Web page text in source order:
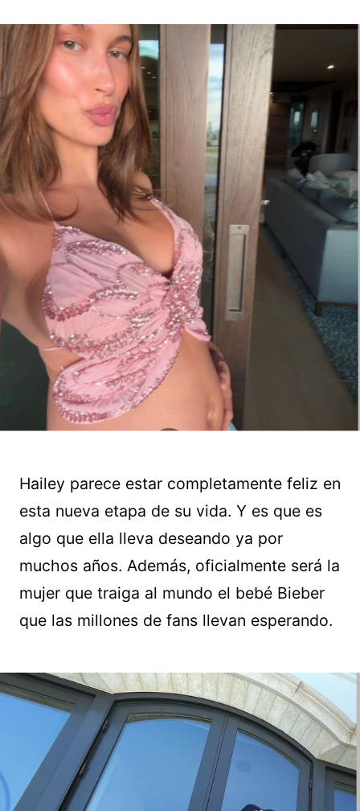
Hailey parece estar completamente feliz en
esta nueva etapa de su vida. Y es que es
algo que ella lleva deseando ya por
muchos años. Además, oficialmente será la
mujer que traiga al mundo el bebé Bieber
que las millones de fans llevan esperando.